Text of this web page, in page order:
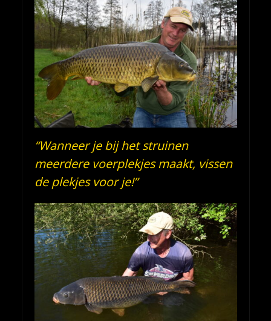
“Wanneer je bij het struinen
meerdere voerplekjes maakt, vissen
de plekjes voor je!”